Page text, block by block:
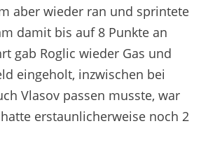
aber wieder ran und sprintete
damit bis auf 8 Punkte an
gab Roglic wieder Gas und
eingeholt, inzwischen bei
Vlasov passen musste, war
erstaunlicherweise noch 2